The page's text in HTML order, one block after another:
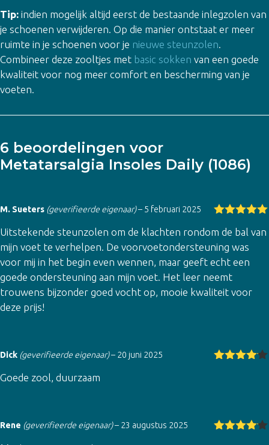
Tip: indien mogelijk altijd eerst de bestaande inlegzolen van
je schoenen verwijderen. Op die manier ontstaat er meer
ruimte in je schoenen voor je nieuwe steunzolen.
Combineer deze zooltjes met basic sokken van een goede
kwaliteit voor nog meer comfort en bescherming van je
voeten.
6 beoordelingen voor
Metatarsalgia Insoles Daily (1086)
d5uit 5
M. Sueters (geverifieerde eigenaar)– 5 februari 2025
Uitstekende steunzolen om de klachten rondom de bal van
mijn voet te verhelpen. De voorvoetondersteuning was
voor mij in het begin even wennen, maar geeft echt een
goede ondersteuning aan mijn voet. Het leer neemt
trouwens bijzonder goed vocht op, mooie kwaliteit voor
deze prijs!
Dick (geverifieerde eigenaar)– 20 juni 2025
Goede zool, duurzaam
Rene (geverifieerde eigenaar)– 23 augustus 2025